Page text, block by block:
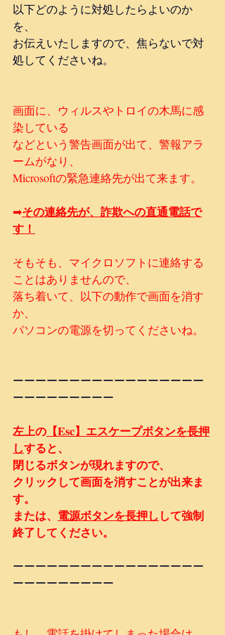
以下どのように対処したらよいのか
を、
お伝えいたしますので、焦らないで対
処してくださいね。
画面に、ウィルスやトロイの木馬に感
染している
などという警告画面が出て、警報アラ
ームがなり、
Microsoftの緊急連絡先が出て来ます。
➡その連絡先が、詐欺への直通電話で
す！
そもそも、マイクロソフトに連絡する
ことはありませんので、
落ち着いて、以下の動作で画面を消す
か、
パソコンの電源を切ってくださいね。
ーーーーーーーーーーーーーーーーー
ーーーーーーーーー
左上の 【Esc】エスケープボタンを長押
しすると、
閉じるボタンが現れますので、
クリックして画面を消すことが出来ま
す。
または、 電源ボタンを長押し して強制
終了してください。
ーーーーーーーーーーーーーーーーー
ーーーーーーーーー